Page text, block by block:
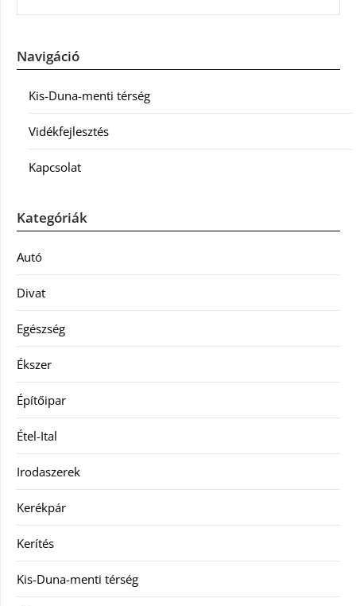
Navigáció
Kis-Duna-menti térség
Vidékfejlesztés
Kapcsolat
Kategóriák
Autó
Divat
Egészség
Ékszer
Építőipar
Étel-Ital
Irodaszerek
Kerékpár
Kerítés
Kis-Duna-menti térség